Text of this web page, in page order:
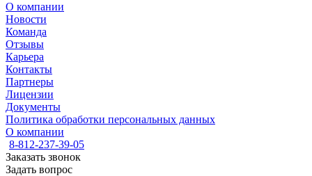
О компании
Новости
Команда
Отзывы
Карьера
Контакты
Партнеры
Лицензии
Документы
Политика обработки персональных данных
О компании
8-812-237-39-05
Заказать звонок
Задать вопрос